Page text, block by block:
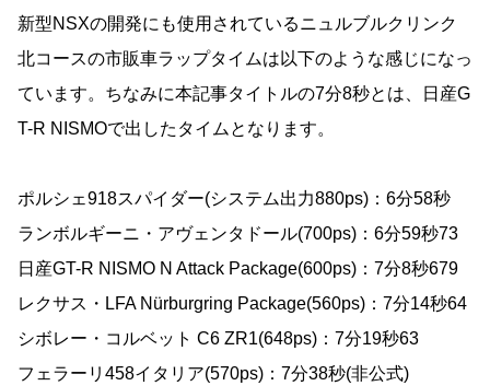
新型NSXの開発にも使用されているニュルブルクリンク
北コースの市販車ラップタイムは以下のような感じになっ
ています。ちなみに本記事タイトルの7分8秒とは、日産G
T-R NISMOで出したタイムとなります。
ポルシェ918スパイダー(システム出力880ps)：6分58秒
ランボルギーニ・アヴェンタドール(700ps)：6分59秒73
日産GT-R NISMO N Attack Package(600ps)：7分8秒679
レクサス・LFA Nürburgring Package(560ps)：7分14秒64
シボレー・コルベット C6 ZR1(648ps)：7分19秒63
フェラーリ458イタリア(570ps)：7分38秒(非公式)